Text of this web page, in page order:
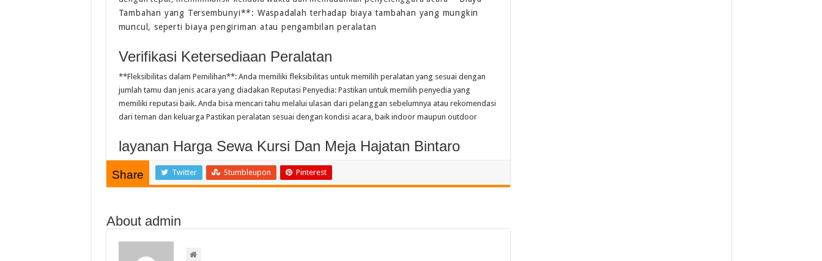
Tambahan yang Tersembunyi**: Waspadalah terhadap biaya tambahan yang mungkin
muncul, seperti biaya pengiriman atau pengambilan peralatan
Verifikasi Ketersediaan Peralatan
**Fleksibilitas dalam Pemilihan**: Anda memiliki fleksibilitas untuk memilih peralatan yang sesuai dengan
jumlah tamu dan jenis acara yang diadakan Reputasi Penyedia: Pastikan untuk memilih penyedia yang
memiliki reputasi baik. Anda bisa mencari tahu melalui ulasan dari pelanggan sebelumnya atau rekomendasi
dari teman dan keluarga Pastikan peralatan sesuai dengan kondisi acara, baik indoor maupun outdoor
layanan Harga Sewa Kursi Dan Meja Hajatan Bintaro
Share Twitter Stumbleupon Pinterest
About admin